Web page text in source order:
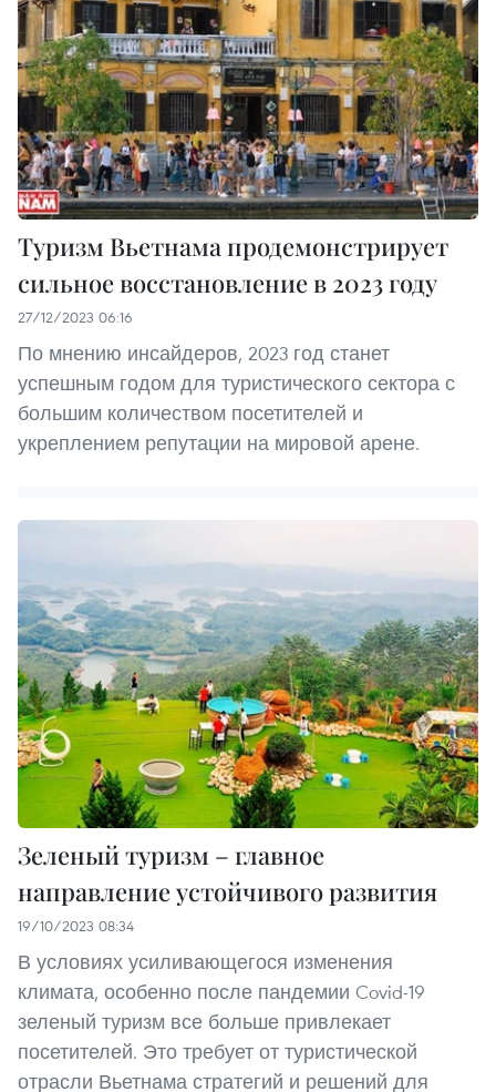
Туризм Вьетнама продемонстрирует
сильное восстановление в 2023 году
27/12/2023 06:16
По мнению инсайдеров, 2023 год станет
успешным годом для туристического сектора с
большим количеством посетителей и
укреплением репутации на мировой арене.
Зеленый туризм – главное
направление устойчивого развития
19/10/2023 08:34
В условиях усиливающегося изменения
климата, особенно после пандемии Covid-19
зеленый туризм все больше привлекает
посетителей. Это требует от туристической
отрасли Вьетнама стратегий и решений для